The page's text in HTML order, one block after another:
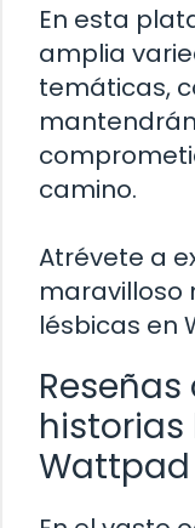
En esta
amplia
temáticas,
camino.
Atrévete a
maravilloso
lésbicas en
historias
Wattpad